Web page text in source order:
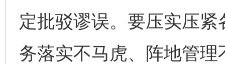
定批驳谬误。要压实压
务落实不马虎、阵地管